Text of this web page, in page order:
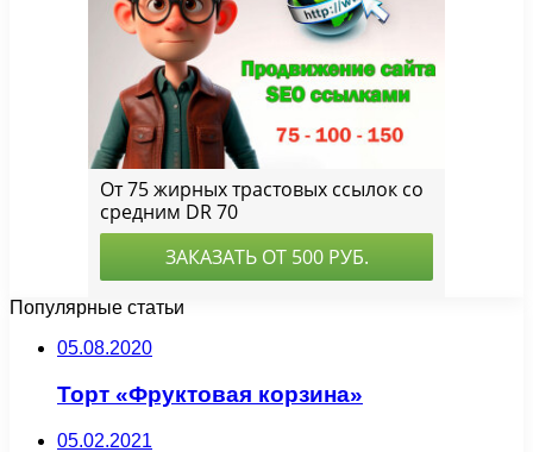
Популярные статьи
05.08.2020
Торт «Фруктовая корзина»
05.02.2021